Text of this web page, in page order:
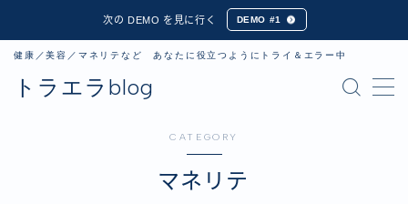
次の DEMO を見に行く DEMO #1
トラエラblog
健康／美容／マネリテなど あなたに役立つようにトライ＆エラー中
有料記事の決済完了ページ
CATEGORY
マネリテ